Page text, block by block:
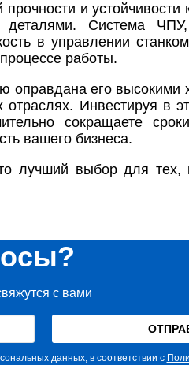
и
Система
в управлении
работы.
оправдана его высокими
Инвестируя в
сокращаете
вашего бизнеса.
лучший выбор для тех,
с вами
данных, в соответствии с